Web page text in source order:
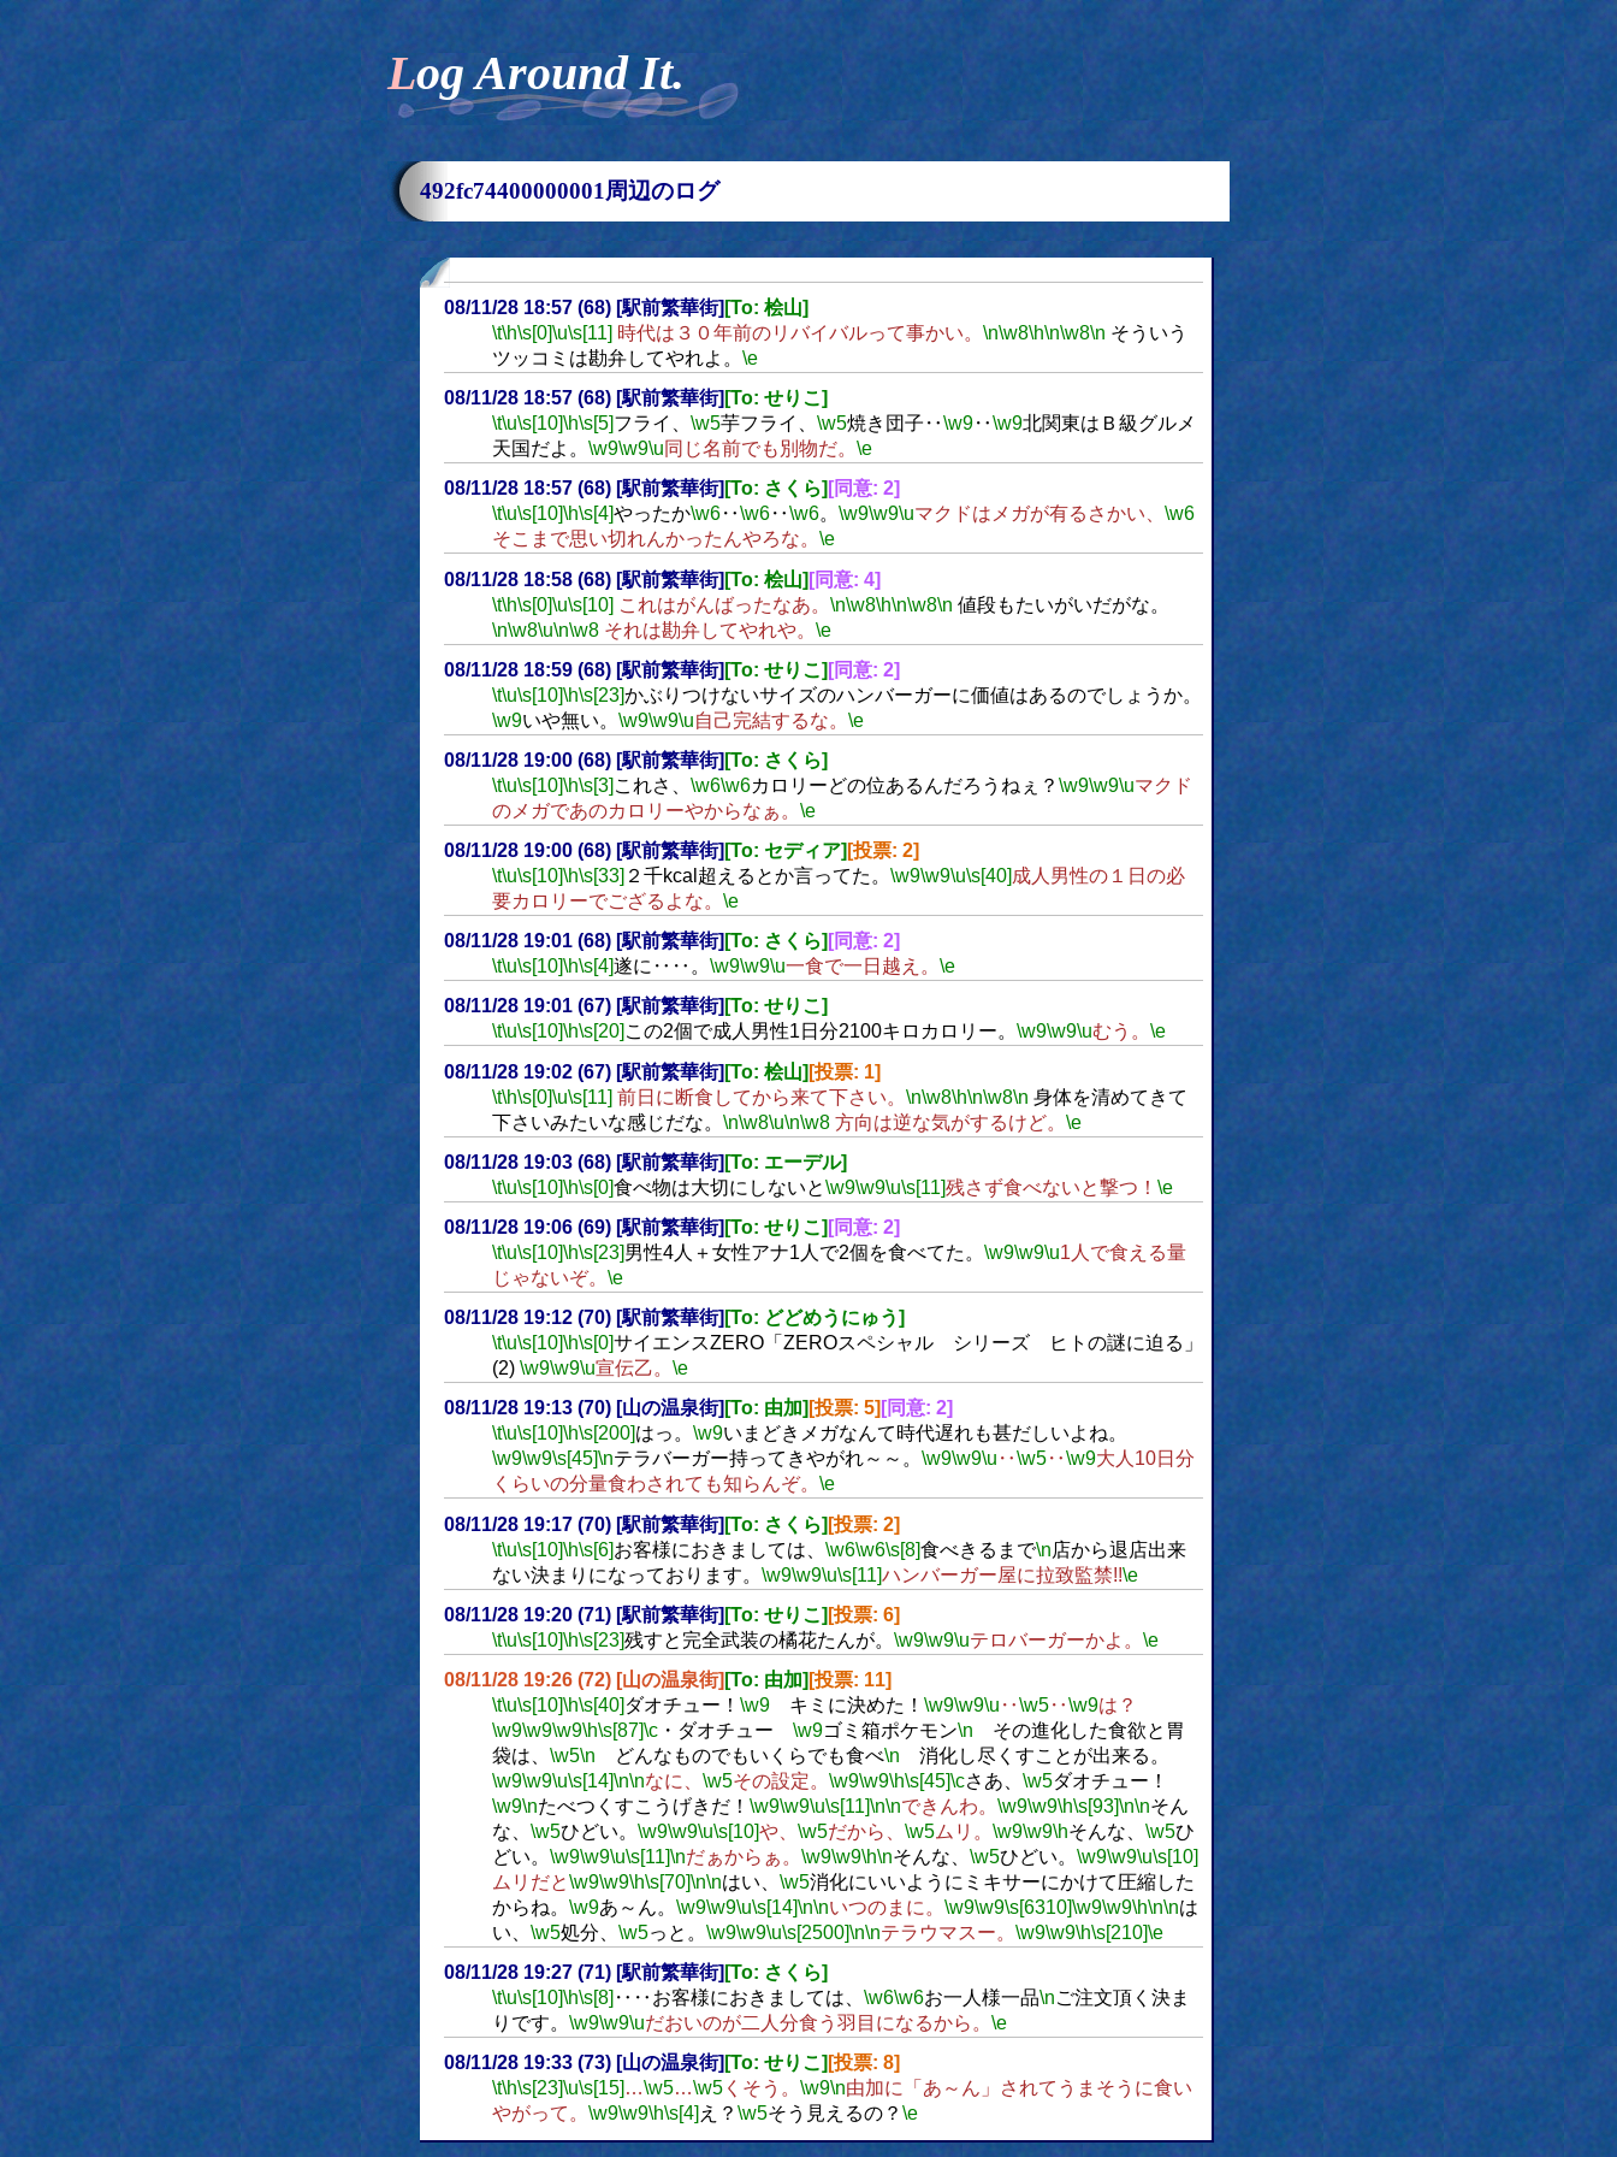
Log Around It.
492fc74400000001周辺のログ
08/11/28 18:57 (68) [駅前繁華街] [To: 桧山]
\t\h\s[0]\u\s[11] 時代は３０年前のリバイバルって事かい。 \n\w8\h\n\w8\n そういう
ツッコミは勘弁してやれよ。 \e
08/11/28 18:57 (68) [駅前繁華街] [To: せりこ]
\t\u\s[10]\h\s[5]フライ、 \w5芋フライ、 \w5焼き団子‥\w9‥\w9北関東はＢ級グルメ
天国だよ。 \w9\w9\u同じ名前でも別物だ。 \e
08/11/28 18:57 (68) [駅前繁華街] [To: さくら] [同意: 2]
\t\u\s[10]\h\s[4]やったか\w6‥\w6‥\w6。 \w9\w9\uマクドはメガが有るさかい、 \w6
そこまで思い切れんかったんやろな。 \e
08/11/28 18:58 (68) [駅前繁華街] [To: 桧山] [同意: 4]
\t\h\s[0]\u\s[10] これはがんばったなあ。 \n\w8\h\n\w8\n 値段もたいがいだがな。
\n\w8\u\n\w8それは勘弁してやれや。 \e
08/11/28 18:59 (68) [駅前繁華街] [To: せりこ] [同意: 2]
\t\u\s[10]\h\s[23]かぶりつけないサイズのハンバーガーに価値はあるのでしょうか。
\w9いや無い。 \w9\w9\u自己完結するな。 \e
08/11/28 19:00 (68) [駅前繁華街] [To: さくら]
\t\u\s[10]\h\s[3] これさ、 \w6\w6カロリーどの位あるんだろうねぇ？ \w9\w9\uマクド
のメガであのカロリーやからなぁ。 \e
08/11/28 19:00 (68) [駅前繁華街] [To: セディア] [投票: 2]
\t\u\s[10]\h\s[33] ２千kcal超えるとか言ってた。 \w9\w9\u\s[40] 成人男性の１日の必
要カロリーでござるよな。 \e
08/11/28 19:01 (68) [駅前繁華街] [To: さくら] [同意: 2]
\t\u\s[10]\h\s[4]遂に‥‥。 \w9\w9\u一食で一日越え。 \e
08/11/28 19:01 (67) [駅前繁華街] [To: せりこ]
\t\u\s[10] \h\s[20] この2個で成人男性1日分2100キロカロリー。 \w9\w9\uむう。 \e
08/11/28 19:02 (67) [駅前繁華街] [To: 桧山] [投票: 1]
\t\h\s[0]\u\s[11] 前日に断食してから来て下さい。 \n\w8\h\n\w8\n 身体を清めてきて
下さいみたいな感じだな。 \n\w8\u\n\w8方向は逆な気がするけど。 \e
08/11/28 19:03 (68) [駅前繁華街] [To: エーデル]
\t\u\s[10]\h\s[0]食べ物は大切にしないと\w9\w9\u\s[11]残さず食べないと撃つ！ \e
08/11/28 19:06 (69) [駅前繁華街] [To: せりこ] [同意: 2]
\t\u\s[10]\h\s[23]男性4人＋女性アナ1人で2個を食べてた。 \w9\w9\u1人で食える量
じゃないぞ。 \e
08/11/28 19:12 (70) [駅前繁華街] [To: どどめうにゅう]
\t\u\s[10]\h\s[0]サイエンスZERO「ZEROスペシャル シリーズ ヒトの謎に迫る」
(2) \w9\w9\u宣伝乙。 \e
08/11/28 19:13 (70) [山の温泉街] [To: 由加] [投票: 5] [同意: 2]
\t\u\s[10]\h\s[200]はっ。 \w9いまどきメガなんて時代遅れも甚だしいよね。
\w9\w9\s[45]\nテラバーガー持ってきやがれ～～。 \w9\w9\u ‥\w5‥\w9大人10日分
くらいの分量食わされても知らんぞ。 \e
08/11/28 19:17 (70) [駅前繁華街] [To: さくら] [投票: 2]
\t\u\s[10]\h\s[6]お客様におきましては、 \w6\w6\s[8]食べきるまで\n店から退店出来
ない決まりになっております。 \w9\w9\u\s[11]ハンバーガー屋に拉致監禁!!\e
08/11/28 19:20 (71) [駅前繁華街] [To: せりこ] [投票: 6]
\t\u\s[10]\h\s[23]残すと完全武装の橘花たんが。 \w9\w9\uテロバーガーかよ。 \e
08/11/28 19:26 (72) [山の温泉街] [To: 由加] [投票: 11]
\t\u\s[10]\h\s[40] ダオチュー！ \w9キミに決めた！ \w9\w9\u ‥\w5‥\w9は？
\w9\w9\w9\h\s[87]\c・ダオチュー \w9ゴミ箱ポケモン\n その進化した食欲と胃
袋は、 \w5\n どんなものでもいくらでも食べ\n 消化し尽くすことが出来る。
\w9\w9\u\s[14]\n\nなに、 \w5その設定。 \w9\w9\h\s[45]\cさあ、 \w5ダオチュー！
\w9\nたべつくすこうげきだ！ \w9\w9\u\s[11]\n\nできんわ。 \w9\w9\h\s[93]\n\nそん
な、 \w5ひどい。 \w9\w9\u\s[10]や、 \w5だから、 \w5ムリ。 \w9\w9\hそんな、 \w5ひ
どい。 \w9\w9\u\s[11]\nだぁからぁ。 \w9\w9\h\nそんな、 \w5ひどい。 \w9\w9\u\s[10]
ムリだと\w9\w9\h\s[70]\n\nはい、 \w5消化にいいようにミキサーにかけて圧縮した
からね。 \w9あ～ん。 \w9\w9\u\s[14]\n\nいつのまに。 \w9\w9\s[6310]\w9\w9\h\n\nは
い、 \w5処分、 \w5っと。 \w9\w9\u\s[2500]\n\nテラウマスー。 \w9\w9\h\s[210]\e
08/11/28 19:27 (71) [駅前繁華街] [To: さくら]
\t\u\s[10]\h\s[8] ‥‥お客様におきましては、 \w6\w6お一人様一品\nご注文頂く決ま
りです。 \w9\w9\uだおいのが二人分食う羽目になるから。 \e
08/11/28 19:33 (73) [山の温泉街] [To: せりこ] [投票: 8]
\t\h\s[23]\u\s[15] …\w5…\w5くそう。 \w9\n由加に「あ～ん」されてうまそうに食い
やがって。 \w9\w9\h\s[4] え？ \w5そう見えるの？ \e